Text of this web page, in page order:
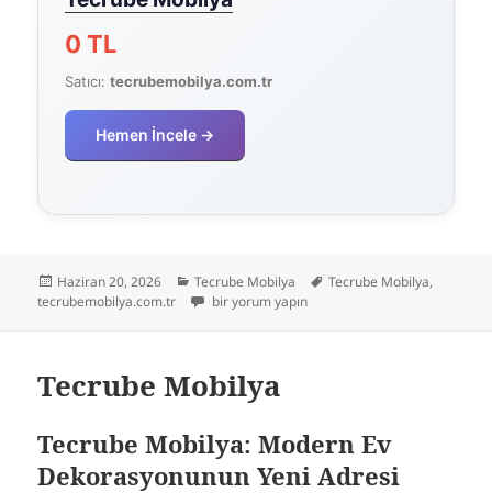
0 TL
Satıcı:tecrubemobilya.com.tr
Hemen İncele →
Yayın
tarihi
Haziran 20, 2026 Kategoriler
Tecrube Mobilya Etiketler
Tecrube Mobilya,
tecrubemobilya.com.tr
Tecrube Mobilya için
bir yorum yapın
Tecrube Mobilya
Tecrube Mobilya: Modern Ev
Dekorasyonunun Yeni Adresi